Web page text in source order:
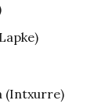
(Intxurre)